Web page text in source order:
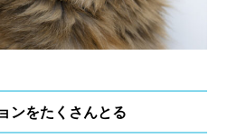
をたくさんとる